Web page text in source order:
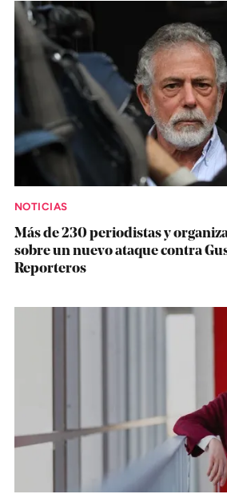
NOTICIAS
Más de 230 periodistas y
sobre un nuevo ataque contra
Reporteros